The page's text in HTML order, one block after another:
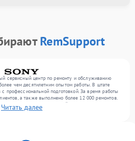
RemSupport
сервисный центр по ремонту и обслуживанию
чем десятилетним опытом работы. В штате
профессиональной подготовкой. За время работы
а также выполнено более 12 000 ремонтов.
поступает более 300 устройств, включая , , . Мы
уровня сложности и обеспечиваем надежный
Читать далее